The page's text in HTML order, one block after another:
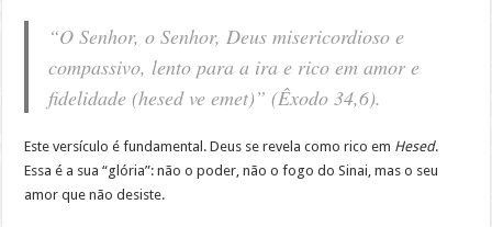
“O Senhor, o Senhor, Deus misericordioso e
compassivo, lento para a ira e rico em amor e
fidelidade (hesed ve emet)” (Êxodo 34,6).
Este versículo é fundamental. Deus se revela como rico em Hesed.
Essa é a sua “glória”: não o poder, não o fogo do Sinai, mas o seu
amor que não desiste.